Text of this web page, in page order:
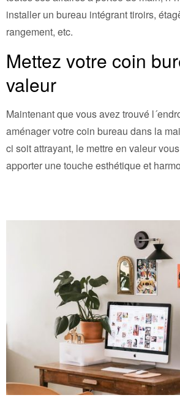
installer un bureau intégrant tiroirs,
rangement, etc.
Mettez votre coin
valeur
Maintenant que vous avez trouvé
aménager votre coin bureau dans la
ci soit attrayant, le mettre en valeur
apporter une touche esthétique et